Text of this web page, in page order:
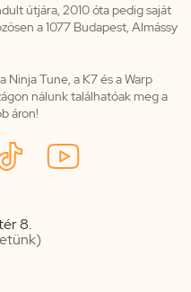
útjára, 2010 óta pedig saját
a 1077 Budapest, Almássy
Tune, a K7 és a Warp
nálunk találhatóak meg a
áron!
8.